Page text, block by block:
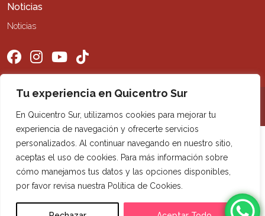
Tu experiencia en Quicentro Sur
En Quicentro Sur, utilizamos cookies para mejorar tu
experiencia de navegación y ofrecerte servicios
personalizados. Al continuar navegando en nuestro sitio,
aceptas el uso de cookies. Para más información sobre
cómo manejamos tus datos y las opciones disponibles,
por favor revisa nuestra Política de Cookies.
Noticias
Noticias